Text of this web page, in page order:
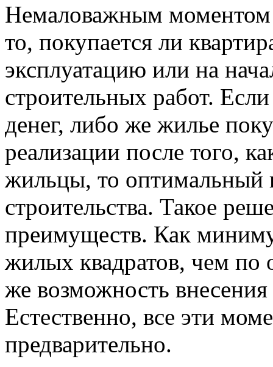
Немаловажным моментом
то, покупается ли
эксплуатацию или на
строительных работ.
денег, либо же жилье
реализации после того,
жильцы, то оптимальный
строительства. Такое
преимуществ. Как
жилых квадратов, чем по
же возможность
Естественно, все эти
предварительно.